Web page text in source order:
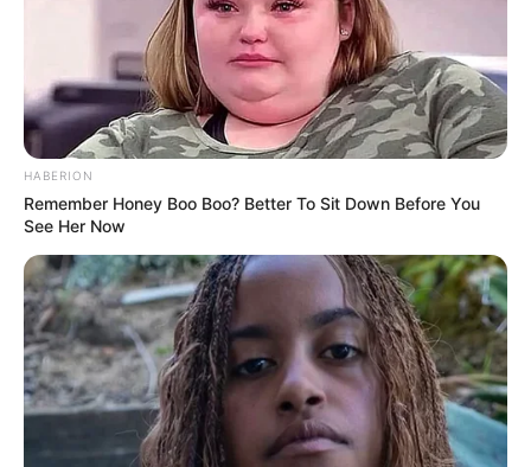
Tamás pozíciója formálisan stabil, máris
megindultak azok a kezdeményezések, amelyek új
államfőt látnának szívesen a helyén.
Petíció indult: „Hadházy for president”
Egy online kezdeményezés kifejezetten arra szólítja
fel a leendő kormányfőt, Magyar Péter, hogy
változás esetén támogassa Hadházy Ákos
köztársasági elnökké választását.
HABERION
Remember Honey Boo Boo? Better To Sit Down Before You
See Her Now